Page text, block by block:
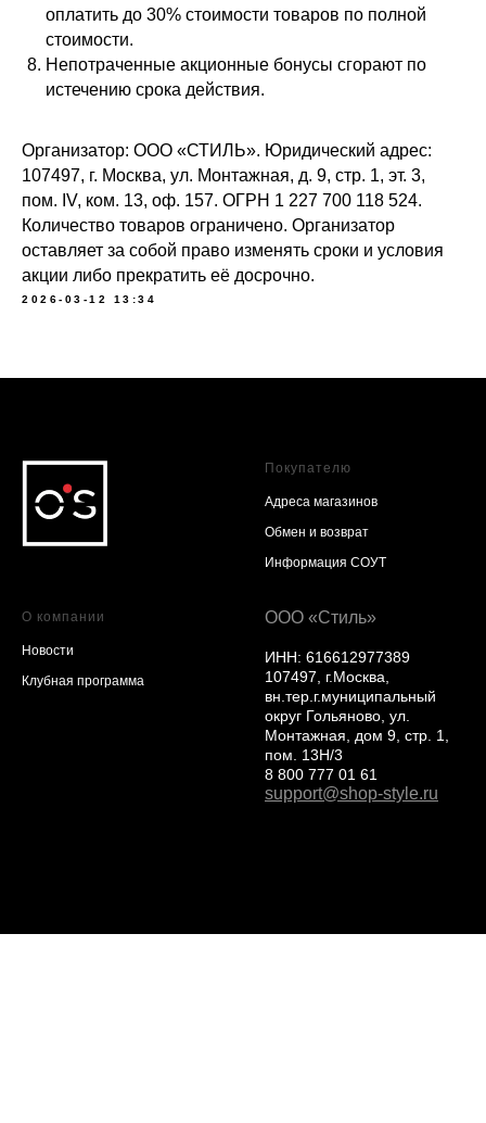
оплатить до 30% стоимости товаров по полной
стоимости.
Непотраченные акционные бонусы сгорают по
истечению срока действия.
Организатор: ООО «СТИЛЬ». Юридический адрес:
107497, г. Москва, ул. Монтажная, д. 9, стр. 1, эт. 3,
пом. IV, ком. 13, оф. 157. ОГРН 1 227 700 118 524.
Количество товаров ограничено. Организатор
оставляет за собой право изменять сроки и условия
акции либо прекратить её досрочно.
2026-03-12 13:34
Покупателю
Адреса магазинов
Обмен и возврат
Информация СОУТ
О компании
Новости
Клубная программа
ООО «Стиль»
ИНН: 616612977389
107497, г.Москва,
вн.тер.г.муниципальный
округ Гольяново, ул.
Монтажная, дом 9, стр. 1,
пом. 13Н/3
8 800 777 01 61
support@shop-style.ru